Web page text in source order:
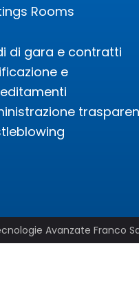
Rooms
di gara e contratti
e
Avanzate Franco